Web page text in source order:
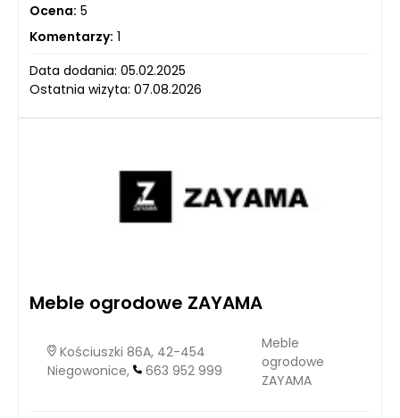
Ocena: 5
Komentarzy: 1
Data dodania: 05.02.2025
Ostatnia wizyta: 07.08.2026
Meble ogrodowe ZAYAMA
Kościuszki 86A, 42-454
Niegowonice,
663 952 999
Meble
ogrodowe
ZAYAMA